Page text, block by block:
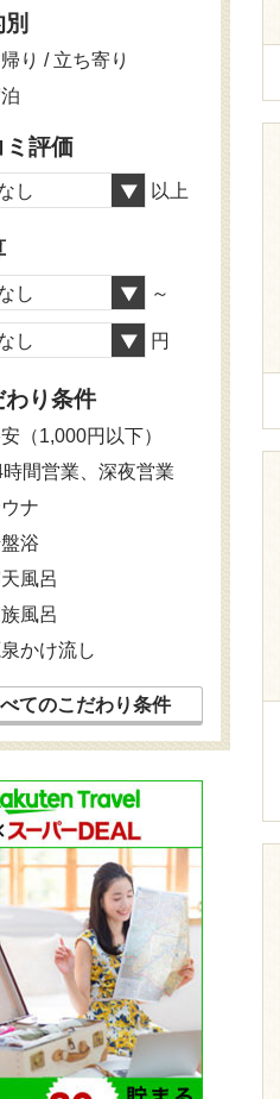
別
帰り / 立ち寄り
ミ評価
し 以上
し ～
し 円
わり条件
（1,000円以下）
時間営業、深夜営業
ナ
浴
風呂
風呂
かけ流し
てのこだわり条件